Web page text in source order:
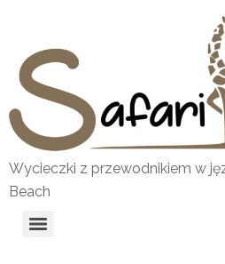
Wycieczki z przewodnikiem w
Beach